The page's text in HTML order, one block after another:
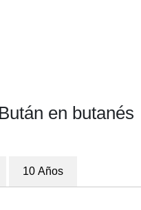
en butanés
10 Años